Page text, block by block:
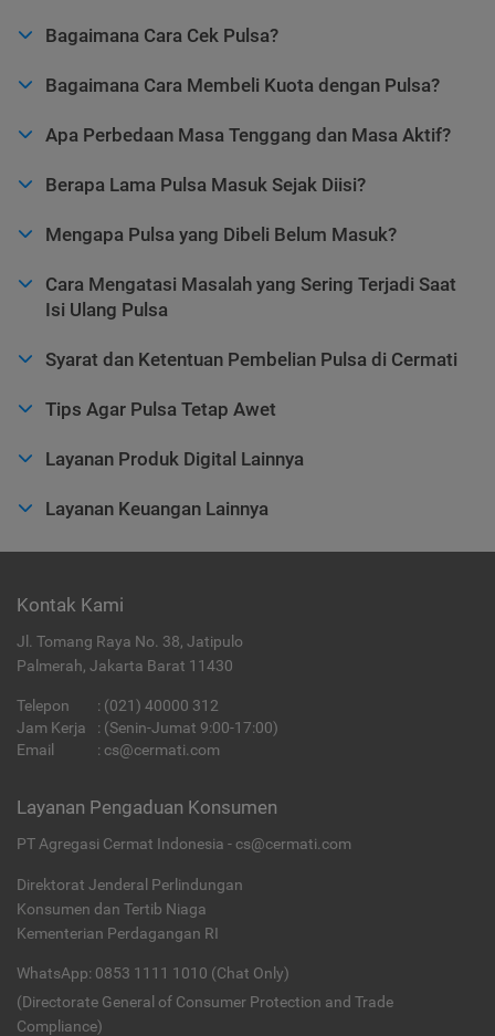
Bagaimana Cara Cek Pulsa?
Bagaimana Cara Membeli Kuota dengan Pulsa?
Apa Perbedaan Masa Tenggang dan Masa Aktif?
Berapa Lama Pulsa Masuk Sejak Diisi?
Mengapa Pulsa yang Dibeli Belum Masuk?
Cara Mengatasi Masalah yang Sering Terjadi Saat
Isi Ulang Pulsa
Syarat dan Ketentuan Pembelian Pulsa di Cermati
Tips Agar Pulsa Tetap Awet
Layanan Produk Digital Lainnya
Layanan Keuangan Lainnya
Kontak Kami
Jl. Tomang Raya No. 38, Jatipulo
Palmerah, Jakarta Barat 11430
Telepon : (021) 40000 312
Jam Kerja
: (Senin-Jumat 9:00-17:00)
Email
: cs@cermati.com
Layanan Pengaduan Konsumen
PT Agregasi Cermat Indonesia - cs@cermati.com
Direktorat Jenderal Perlindungan
Konsumen dan Tertib Niaga
Kementerian Perdagangan RI
WhatsApp: 0853 1111 1010 (Chat Only)
(Directorate General of Consumer Protection and Trade
Compliance)